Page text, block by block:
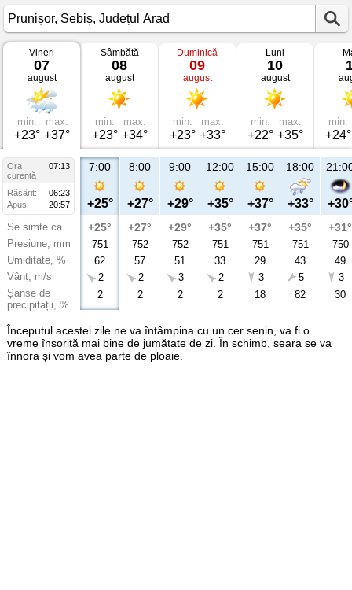
Vremea
Prunișor
Sebiș,
Județul
Arad
Vineri
07
august
min.
+23°
max.
+37°
Sâmbătă
08
august
min.
+23°
max.
+34°
Duminică
09
august
min.
+23°
max.
+33°
Luni
10
august
min.
+22°
max.
+35°
min.
+24°
Ora
07:13
curentă
Răsărit:
06:23
Apus:
20:57
Se simte ca
Presiune, mm
Umiditate, %
Vânt, m/s
Șanse de
precipitații, %
7:00
+25°
+25°
751
62
2
2
8:00
+27°
+27°
752
57
2
2
9:00
+29°
+29°
752
51
3
2
12:00
+35°
+35°
751
33
2
2
15:00
+37°
+37°
751
29
3
18
18:00
+33°
+35°
751
43
5
82
+31°
750
49
3
30
Începutul acestei zile ne va întâmpina cu un cer senin, va fi o
vreme însorită mai bine de jumătate de zi. În schimb, seara se va
înnora și vom avea parte de ploaie.